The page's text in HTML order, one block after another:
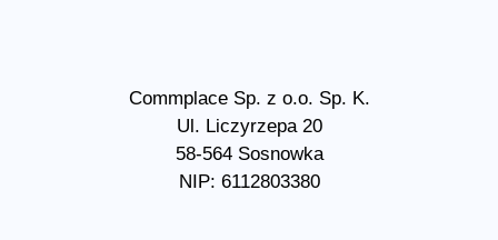
Commplace Sp. z o.o. Sp. K.
Ul. Liczyrzepa 20
58-564 Sosnowka
NIP: 6112803380